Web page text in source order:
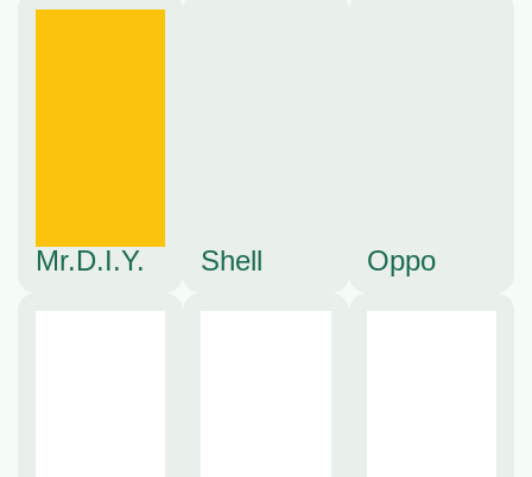
Mr.D.I.Y. Shell Oppo